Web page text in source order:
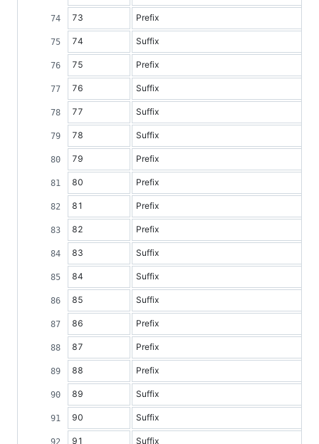
73 Prefix
74 Suffix
75 Prefix
76 Suffix
77 Suffix
78 Suffix
79 Prefix
80 Prefix
81 Prefix
82 Prefix
83 Suffix
84 Suffix
85 Suffix
86 Prefix
87 Prefix
88 Prefix
89 Suffix
90 Suffix
91 Suffix